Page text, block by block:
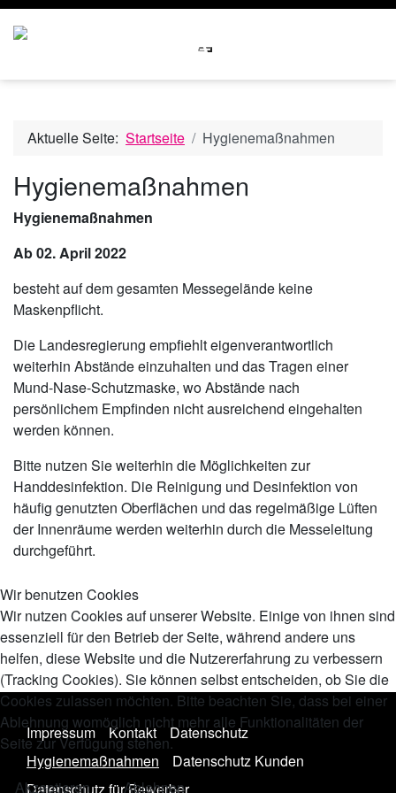
Aktuelle Seite: Startseite Hygienemaßnahmen
Hygienemaßnahmen
Hygienemaßnahmen
Ab 02. April 2022
besteht auf dem gesamten Messegelände keine
Maskenpflicht.
Die Landesregierung empfiehlt eigenverantwortlich
weiterhin Abstände einzuhalten und das Tragen einer
Mund-Nase-Schutzmaske, wo Abstände nach
persönlichem Empfinden nicht ausreichend eingehalten
werden können.
Bitte nutzen Sie weiterhin die Möglichkeiten zur
Handdesinfektion. Die Reinigung und Desinfektion von
häufig genutzten Oberflächen und das regelmäßige Lüften
der Innenräume werden weiterhin durch die Messeleitung
durchgeführt.
Impressum Kontakt
Datenschutz
Hygienemaßnahmen
Datenschutz Kunden
Datenschutz für Bewerber
Wir benutzen Cookies
Wir nutzen Cookies auf unserer Website. Einige von ihnen sind
essenziell für den Betrieb der Seite, während andere uns
helfen, diese Website und die Nutzererfahrung zu verbessern
(Tracking Cookies). Sie können selbst entscheiden, ob Sie die
Cookies zulassen möchten. Bitte beachten Sie, dass bei einer
Ablehnung womöglich nicht mehr alle Funktionalitäten der
Seite zur Verfügung stehen.
Akzeptieren Ablehnen